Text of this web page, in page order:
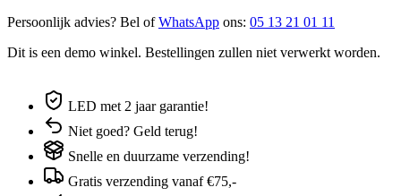
Persoonlijk advies? Bel ofWhatsApp ons: 05 13 21 01 11
Dit is een demo winkel. Bestellingen zullen niet verwerkt worden.
LED met 2 jaar garantie!
Niet goed? Geld terug!
Snelle en duurzame verzending!
Gratis verzending vanaf €75,-